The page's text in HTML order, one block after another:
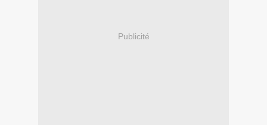
Publicité